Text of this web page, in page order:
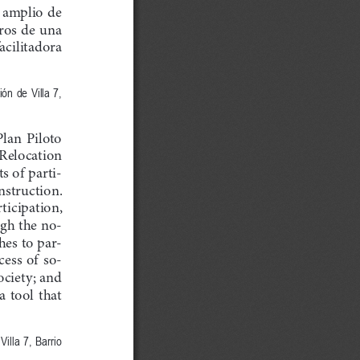
amplio  de
de una
de Villa 7,
Piloto
of parti-
h the no-
es to par-
of  so-
and
tool  t
hat
7, Barrio